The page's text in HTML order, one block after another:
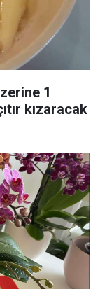
1
kızaracak